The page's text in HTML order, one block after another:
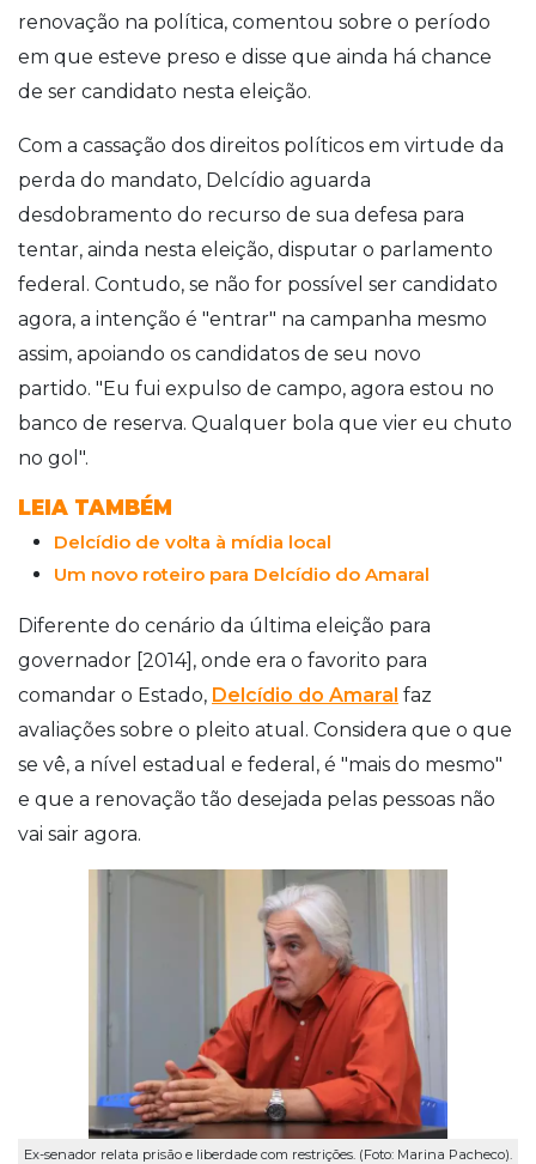
renovação na política, comentou sobre o período
em que esteve preso e disse que ainda há chance
de ser candidato nesta eleição.
Com a cassação dos direitos políticos em virtude da
perda do mandato, Delcídio aguarda
desdobramento do recurso de sua defesa para
tentar, ainda nesta eleição, disputar o parlamento
federal. Contudo, se não for possível ser candidato
agora, a intenção é "entrar" na campanha mesmo
assim, apoiando os candidatos de seu novo
partido. "Eu fui expulso de campo, agora estou no
banco de reserva. Qualquer bola que vier eu chuto
no gol".
LEIA TAMBÉM
Delcídio de volta à mídia local
Um novo roteiro para Delcídio do Amaral
Diferente do cenário da última eleição para
governador [2014], onde era o favorito para
comandar o Estado, Delcídio do Amaral faz
avaliações sobre o pleito atual. Considera que o que
se vê, a nível estadual e federal, é "mais do mesmo"
e que a renovação tão desejada pelas pessoas não
vai sair agora.
Ex-senador relata prisão e liberdade com restrições. (Foto: Marina Pacheco).